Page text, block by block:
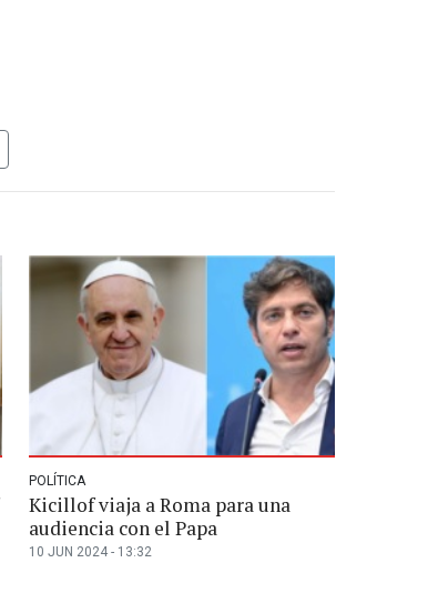
POLÍTICA
Kicillof viaja a Roma para una
audiencia con el Papa
10 JUN 2024 - 13:32